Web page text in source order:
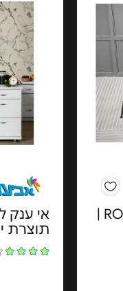
שולחן בר עגול - דגם ROSE |
תוצרת